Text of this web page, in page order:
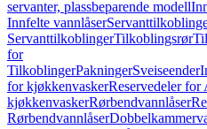
servanter, plassbeparende modell
Innfelte vannlåser
ServanttilkoblingerTilkoblingsrør
for
TilkoblingerPakningerSveiseender
for kjøkkenvaskerReservedeler for
kjøkkenvaskerRørbendvannlåser
Rørbendvannlåser